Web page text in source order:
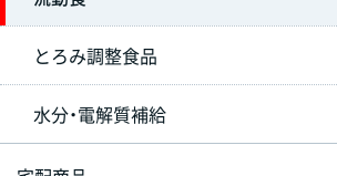
とろみ調整食品
水分・電解質補給